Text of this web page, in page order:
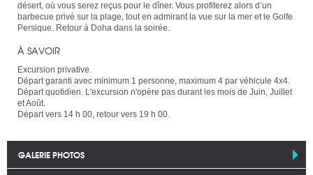
désert, où vous serez reçus pour le dîner. Vous profiterez alors d’un
barbecue privé sur la plage, tout en admirant la vue sur la mer et le Golfe
Persique. Retour à Doha dans la soirée.
À SAVOIR
Excursion privative.
Départ garanti avec minimum 1 personne, maximum 4 par véhicule 4x4.
Départ quotidien. L'excursion n'opère pas durant les mois de Juin, Juillet
et Août.
Départ vers 14 h 00, retour vers 19 h 00.
GALERIE PHOTOS